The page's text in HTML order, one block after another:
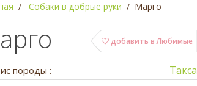
Собаки в добрые руки Марго
добавить в Любимые
породы : Такса